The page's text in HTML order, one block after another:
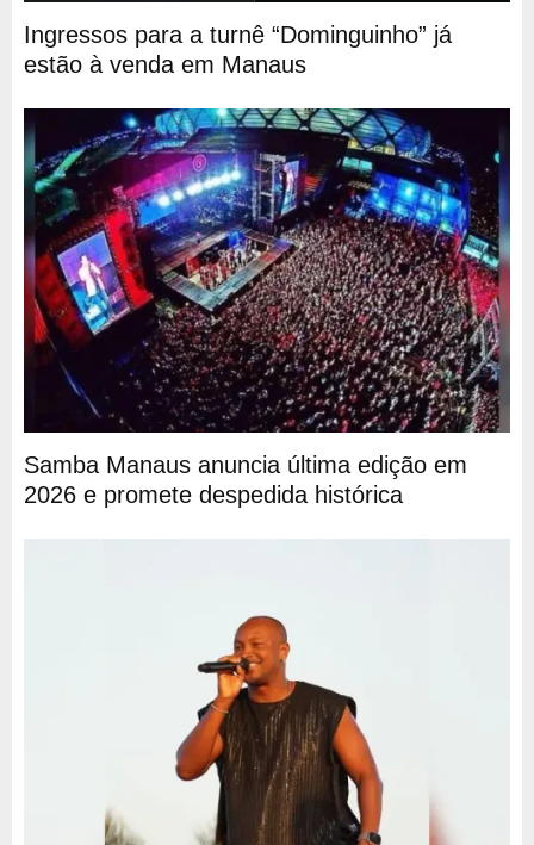
Ingressos para a turnê “Dominguinho” já
estão à venda em Manaus
Samba Manaus anuncia última edição em
2026 e promete despedida histórica